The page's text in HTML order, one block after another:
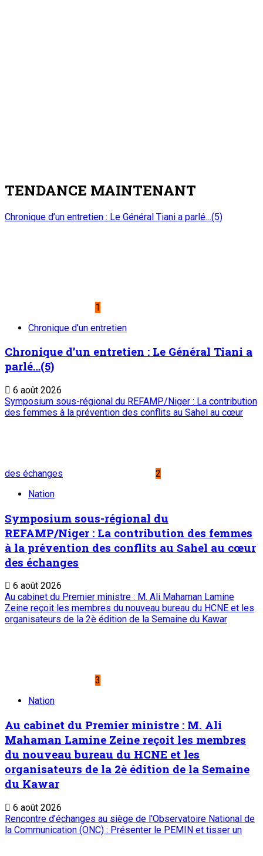
TENDANCE MAINTENANT
Chronique d’un entretien : Le Général Tiani a parlé…(5)
1
Chronique d’un entretien
Chronique d’un entretien : Le Général Tiani a
parlé…(5)
6 août 2026
Symposium sous-régional du REFAMP/Niger : La contribution
des femmes à la prévention des conflits au Sahel au cœur
des échanges
2
Nation
Symposium sous-régional du
REFAMP/Niger : La contribution des femmes
à la prévention des conflits au Sahel au cœur
des échanges
6 août 2026
Au cabinet du Premier ministre : M. Ali Mahaman Lamine
Zeine reçoit les membres du nouveau bureau du HCNE et les
organisateurs de la 2è édition de la Semaine du Kawar
3
Nation
Au cabinet du Premier ministre : M. Ali
Mahaman Lamine Zeine reçoit les membres
du nouveau bureau du HCNE et les
organisateurs de la 2è édition de la Semaine
du Kawar
6 août 2026
Rencontre d’échanges au siège de l’Observatoire National de
la Communication (ONC) : Présenter le PEMIN et tisser un